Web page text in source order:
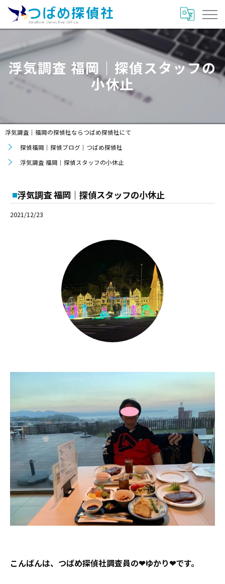
浮気調査 福岡｜探偵スタッフの
小休止
浮気調査｜福岡の探偵社ならつばめ探偵社にて
探偵福岡｜探偵ブログ｜つばめ探偵社
浮気調査 福岡｜探偵スタッフの小休止
浮気調査 福岡｜探偵スタッフの小休止
2021/12/23
こんばんは、つばめ探偵社調査員の❤ゆかり❤です。